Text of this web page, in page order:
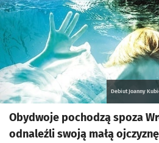
Debiut Joanny
Obydwoje pochodzą spoza
odnaleźli swoją małą